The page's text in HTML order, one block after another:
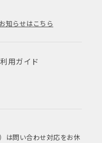
知らせはこちら
用ガイド
は問い合わせ対応をお休